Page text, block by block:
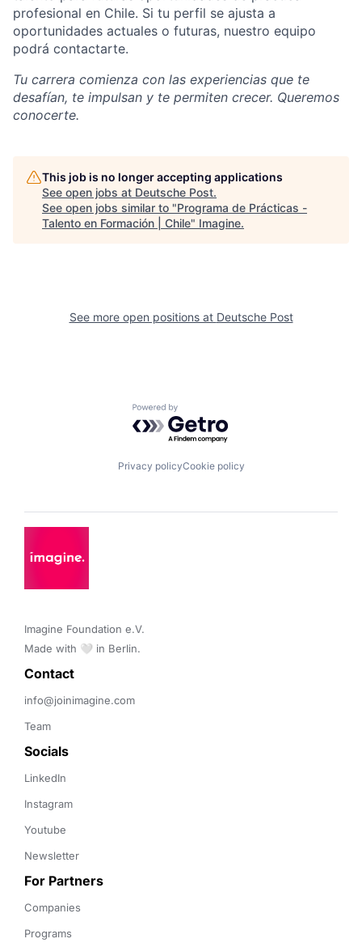
profesional en Chile. Si tu perfil se ajusta a
oportunidades actuales o futuras, nuestro equipo
podrá contactarte.
Tu carrera comienza con las experiencias que te
desafían, te impulsan y te permiten crecer. Queremos
conocerte.
This job is no longer accepting applications
See open jobs at Deutsche Post.
See open jobs similar to "Programa de Prácticas -
Talento en Formación | Chile" Imagine.
See more open positions at Deutsche Post
Powered by Getro.com
Privacy policyCookie policy
Imagine Foundation e.V.
Made with 🤍 in Berlin.
Contact
info@joinimagine.com
Team
Socials
LinkedIn
Instagram
Youtube
Newsletter
For Partners
Companies
Programs